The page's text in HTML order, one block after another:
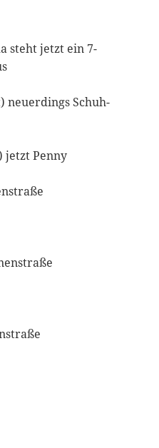
steht jetzt ein 7-
neuerdings Schuh-
jetzt Penny